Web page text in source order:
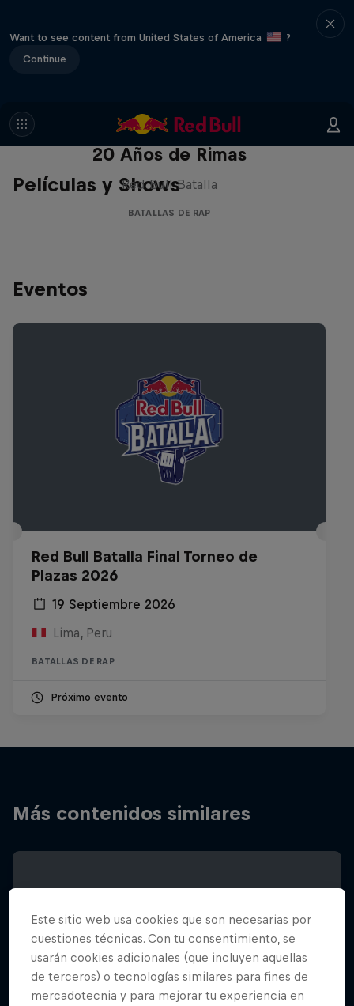
Want to see content from United States of America
?
Continue
Películas y Shows
Red Bull Batalla Nueva Historia:
20 Años de Rimas
Red Bull Batalla
BATALLAS DE RAP
Eventos
Red Bull Batalla Final Torneo de
Plazas 2026
19 Septiembre 2026
Lima, Peru
BATALLAS DE RAP
Próximo evento
Más contenidos similares
Este sitio web usa cookies que son necesarias por
cuestiones técnicas. Con tu consentimiento, se
usarán cookies adicionales (que incluyen aquellas
de terceros) o tecnologías similares para fines de
mercadotecnia y para mejorar tu experiencia en